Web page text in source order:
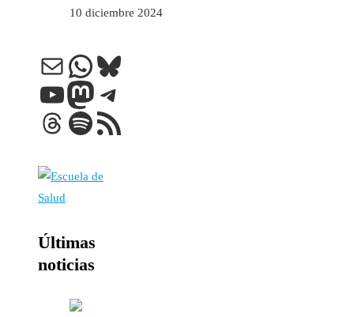
10 diciembre 2024
Correo electrónico
WhatsApp
Bluesky
YouTube
Mastodon
Telegram
Threads
Spotify
Feed RSS
Últimas
noticias